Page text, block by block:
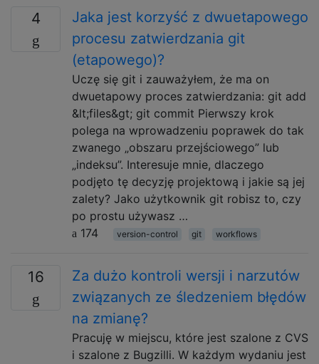
4
Jaka jest korzyść z dwuetapowego
procesu zatwierdzania git
(etapowego)?
Uczę się git i zauważyłem, że ma on
dwuetapowy proces zatwierdzania: git add
&lt;files&gt; git commit Pierwszy krok
polega na wprowadzeniu poprawek do tak
zwanego „obszaru przejściowego” lub
„indeksu”. Interesuje mnie, dlaczego
podjęto tę decyzję projektową i jakie są jej
zalety? Jako użytkownik git robisz to, czy
po prostu używasz …
174
version-control git workflows
16
Za dużo kontroli wersji i narzutów
związanych ze śledzeniem błędów
na zmianę?
Pracuję w miejscu, które jest szalone z CVS
i szalone z Bugzilli. W każdym wydaniu jest